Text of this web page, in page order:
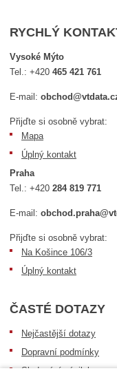
RYCHLÝ
Vysoké Mýto
Tel.:+420465 421 761
E-mail:
Přijďte si osobně vybrat:
Mapa
Úplný kontakt
Praha
Tel.:+420284 819 771
E-mail:
Přijďte si osobně vybrat:
Na Košince 106/3
Úplný kontakt
ČASTÉ DOTAZY
Nejčastější dotazy
Dopravní podmínky
Sledování zásilek